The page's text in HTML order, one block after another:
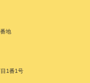
地
1番1号